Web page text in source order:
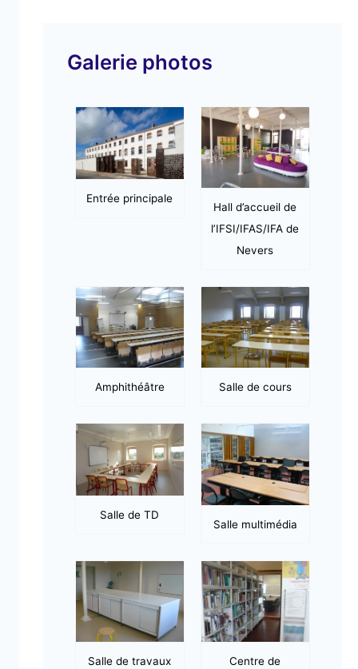
d
Galerie photos
Entrée principale
Hall d’accueil de
l’IFSI/IFAS/IFA de
Nevers
Amphithéâtre Salle de cours
Salle de TD
Salle multimédia
Salle de travaux
Centre de